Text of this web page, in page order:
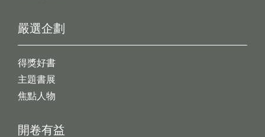
開卷有益
嚴選企劃
得獎好書
主題書展
焦點人物